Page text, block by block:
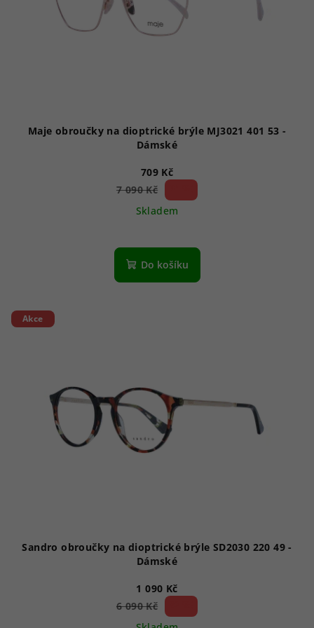
Maje obroučky na dioptrické brýle MJ3021 401 53 -
Dámské
709 Kč
7 090 Kč
Skladem
Do košíku
Akce
Sandro obroučky na dioptrické brýle SD2030 220 49 -
Dámské
1 090 Kč
6 090 Kč